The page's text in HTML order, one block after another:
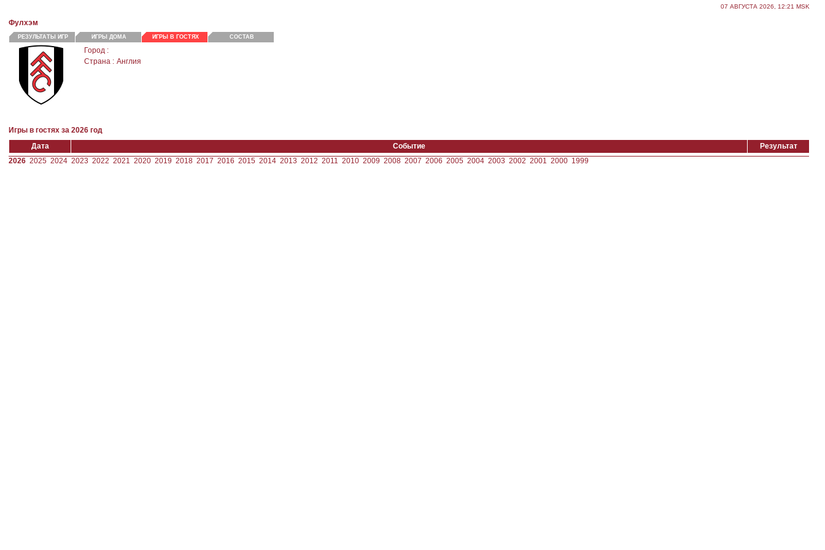
07 АВГУСТА 2026, 12:21 MSK
Фулхэм
РЕЗУЛЬТАТЫ ИГР ИГРЫ ДОМА ИГРЫ В ГОСТЯХ СОСТАВ
Город :
Страна : Англия
Игры в гостях за 2026 год
Дата
Событие
Результат
2026 2025 2024 2023 2022 2021 2020 2019 2018 2017 2016 2015 2014 2013 2012 2011 2010 2009 2008 2007 2006 2005 2004 2003 2002 2001 2000 1999